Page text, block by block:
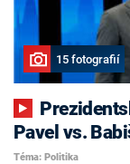
15 fotografií
Pavel vs.
Téma: Politika